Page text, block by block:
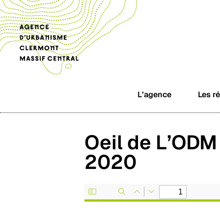
L’agence Les
Oeil de
2020